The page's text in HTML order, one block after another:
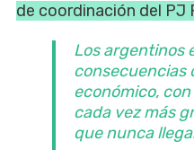
de coordinación del PJ
Los argentinos
consecuencias
económico,
cada vez más
que nunca